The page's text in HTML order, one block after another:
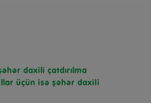
daxili çatdırılma
üçün isə şəhər daxili